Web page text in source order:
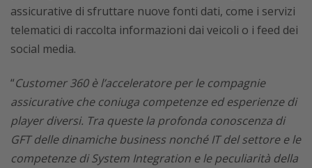
assicurative di sfruttare nuove fonti dati, come i servizi
telematici di raccolta informazioni dai veicoli o i feed dei
social media.
“Customer 360 è l’acceleratore per le compagnie
assicurative che coniuga competenze ed esperienze di
player diversi. Tra queste la profonda conoscenza di
GFT delle dinamiche business nonché IT del settore e le
competenze di System Integration e le peculiarità della